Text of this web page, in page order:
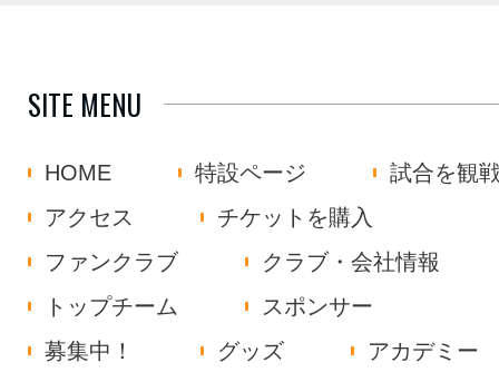
SITE MENU
HOME 特設ページ
試合を観
アクセス
チケットを購入
ファンクラブ
クラブ・会社情報
トップチーム
スポンサー
募集中！
グッズ
アカデミー